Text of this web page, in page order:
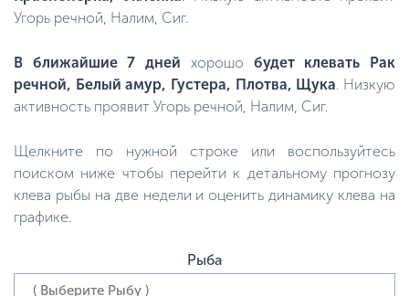
Угорь речной, Налим, Сиг.
В ближайшие 7 дней хорошо будет клевать Рак
речной, Белый амур, Густера, Плотва, Щука. Низкую
активность проявит Угорь речной, Налим, Сиг.
Щелкните по нужной строке или воспользуйтесь
поиском ниже чтобы перейти к детальному прогнозу
клева рыбы на две недели и оценить динамику клева на
графике.
Рыба